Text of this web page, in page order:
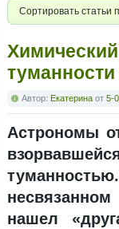
Сортировать статьи
туманности
Автор: Екатерина от 5-
Астрономы
нашел